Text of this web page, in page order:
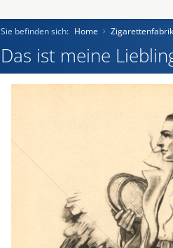
Home
Sie befinden sich: Home
Das ist meine